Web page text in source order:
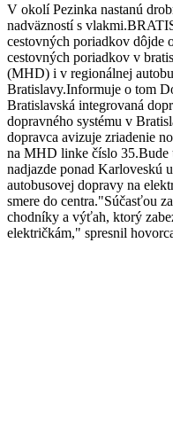
V okolí Pezinka nastanú
nadväzností s
cestovných poriadkov dôjde
cestovných poriadkov v
(MHD) i v regionálnej
Bratislavy.Informuje o tom
Bratislavská integrovaná
dopravného systému v
dopravca avizuje zriadenie
na MHD linke číslo 35.Bude
nadjazde ponad Karloveskú
autobusovej dopravy na
smere do centra."Súčasťou
chodníky a výťah, ktorý
električkám," spresnil